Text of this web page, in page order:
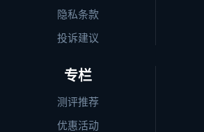
隐私条款
投诉建议
专栏
测评推荐
优惠活动